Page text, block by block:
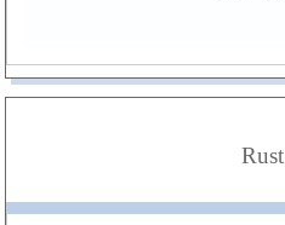
Rust